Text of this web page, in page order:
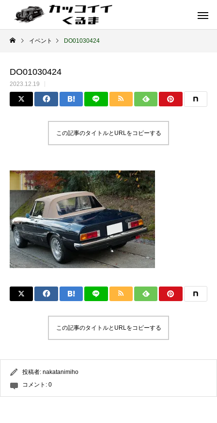
イギリス車
ENGLAND
ドイツ車
GERMANY
イベント DO01030424
DO01030424
2023.12.19
この記事のタイトルとURLをコピーする
この記事のタイトルとURLをコピーする
投稿者: nakatanimiho
コメント: 0